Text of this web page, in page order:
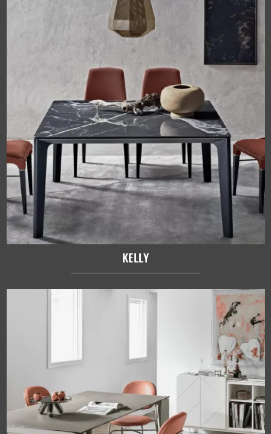
KELLY